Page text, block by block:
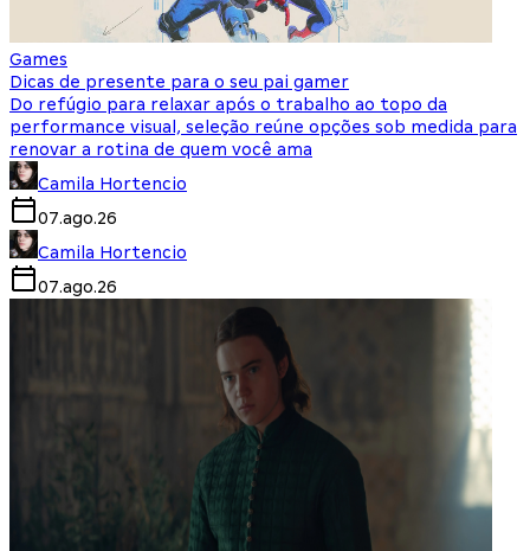
Games
Dicas de presente para o seu pai gamer
Do refúgio para relaxar após o trabalho ao topo da
performance visual, seleção reúne opções sob medida para
renovar a rotina de quem você ama
Camila Hortencio
07.ago.26
Camila Hortencio
07.ago.26